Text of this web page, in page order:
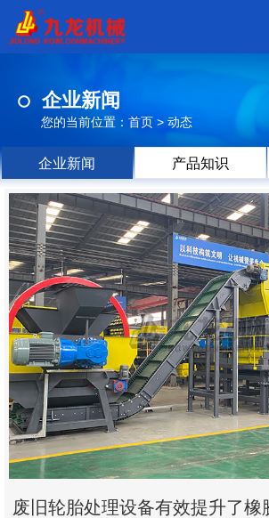
品
视
频
现
场
方
案
动
态
联
系
郑
州
市
九
企业新闻
您的当前位置： 首页 > 动态
企业新闻 产品知识
废旧轮胎处理设备有效提升了橡